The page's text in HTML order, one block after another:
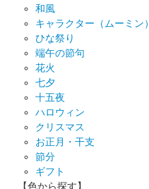
和風
キャラクター（ムーミン）
ひな祭り
端午の節句
花火
七夕
十五夜
ハロウィン
クリスマス
お正月・干支
節分
ギフト
【色から探す】